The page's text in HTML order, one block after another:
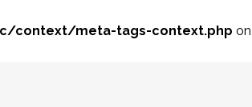
context/meta-tags-context.php on